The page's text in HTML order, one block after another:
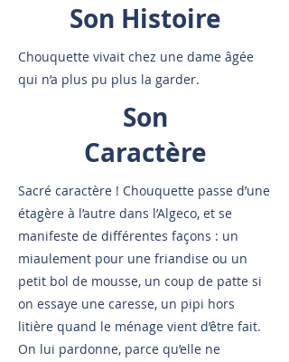
Son Histoire
Chouquette vivait chez une dame âgée
qui n’a plus pu plus la garder.
Son
Caractère
Sacré caractère ! Chouquette passe d’une
étagère à l’autre dans l’Algeco, et se
manifeste de différentes façons : un
miaulement pour une friandise ou un
petit bol de mousse, un coup de patte si
on essaye une caresse, un pipi hors
litière quand le ménage vient d’être fait.
On lui pardonne, parce qu’elle ne